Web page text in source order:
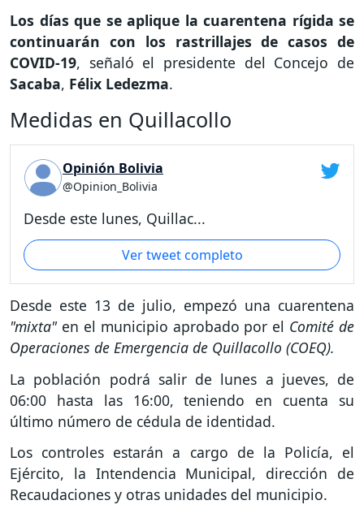
Los días que se aplique la cuarentena rígida se
continuarán con los rastrillajes de casos de
COVID-19, señaló el presidente del Concejo de
Sacaba, Félix Ledezma.
Medidas en Quillacollo
Opinión Bolivia
@Opinion_Bolivia
Desde este lunes, Quillac...
Ver tweet completo
Desde este 13 de julio, empezó una cuarentena
"mixta"en el municipio aprobado por el Comité de
Operaciones de Emergencia de Quillacollo (COEQ).
La población podrá salir de lunes a jueves, de
06:00 hasta las 16:00, teniendo en cuenta su
último número de cédula de identidad.
Los controles estarán a cargo de la Policía, el
Ejército, la Intendencia Municipal, dirección de
Recaudaciones y otras unidades del municipio.